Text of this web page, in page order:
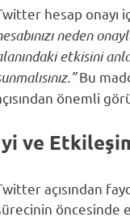
hesap onayı
neden
etkisini
Bu
önemli
ve
açısından
öncesinde